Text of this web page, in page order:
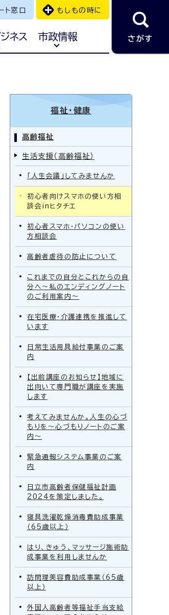
ト窓口 もしもの時に
ネス 市政情報 さがす
福祉・健康
高齢福祉
生活支援（高齢福祉）
「人生会議」してみませんか
初心者向けスマホの使い方相
談会inヒタチエ
初心者スマホ・パソコンの使い
方相談会
高齢者虐待の防止について
これまでの自分とこれからの自
分へ～私のエンディングノート
のご利用案内～
在宅医療・介護連携を推進して
います
日常生活用具給付事業のご案
内
【出前講座のお知らせ】地域に
出向いて専門職が講座を実施
します
考えてみませんか。人生の心づ
もりを～心づもりノートのご案
内～
緊急通報システム事業のご案
内
日立市高齢者保健福祉計画
2024を策定しました。
寝具洗濯乾燥消毒費助成事業
（65歳以上）
はり、きゅう、マッサージ施術助
成事業を利用しませんか
訪問理美容費助成事業（65歳
以上）
外国人高齢者等福祉手当支給